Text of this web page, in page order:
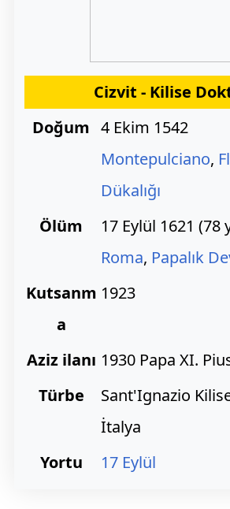
Cizvit - Kilise
Doğum 4 Ekim 1542
Montepulciano,
Dükalığı
Ölüm
17 Eylül 1621 (78
Roma, Papalık
Kutsanm
a
1923
Aziz ilanı 1930 Papa XI.
Türbe
Sant'Ignazio
İtalya
Yortu
17 Eylül